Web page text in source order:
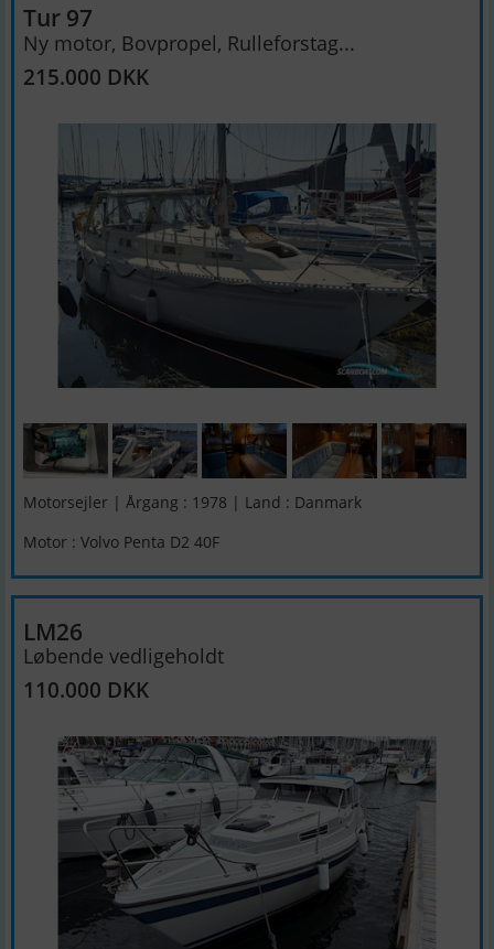
Tur 97
Ny motor, Bovpropel, Rulleforstag...
215.000 DKK
Motorsejler | Årgang : 1978 | Land : Danmark
Motor : Volvo Penta D2 40F
LM26
Løbende vedligeholdt
110.000 DKK